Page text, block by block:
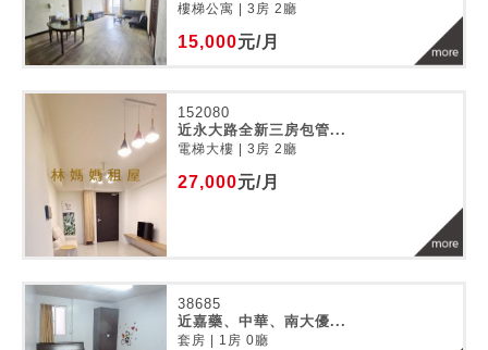
樓梯公寓 | 3房 2廳
15,000元/月
152080
近永大路全新三房包管...
電梯大樓 | 3房 2廳
27,000元/月
38685
近嘉藥、中華、南大優...
套房 | 1房 0廳